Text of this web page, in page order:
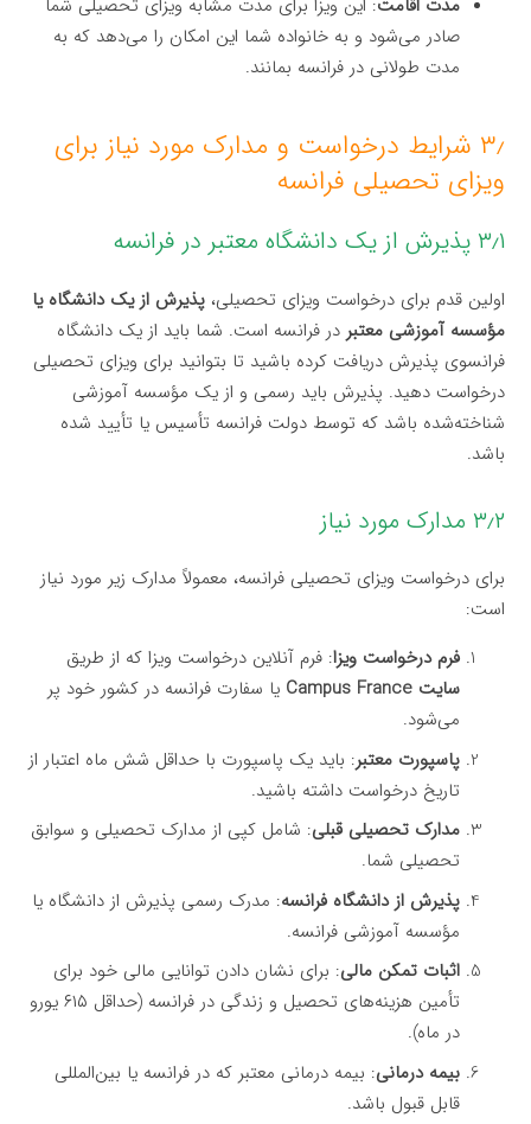
مدت اقامت: این ویزا برای مدت مشابه ویزای تحصیلی شما
صادر می‌شود و به خانواده شما این امکان را می‌دهد که به
مدت طولانی در فرانسه بمانند.
۳٫ شرایط درخواست و مدارک مورد نیاز برای
ویزای تحصیلی فرانسه
۳٫۱ پذیرش از یک دانشگاه معتبر در فرانسه
اولین قدم برای درخواست ویزای تحصیلی،پذیرش از یک دانشگاه یا
مؤسسه آموزشی معتبر در فرانسه است. شما باید از یک دانشگاه
فرانسوی پذیرش دریافت کرده باشید تا بتوانید برای ویزای تحصیلی
درخواست دهید. پذیرش باید رسمی و از یک مؤسسه آموزشی
شناخته‌شده باشد که توسط دولت فرانسه تأسیس یا تأیید شده
باشد.
۳٫۲ مدارک مورد نیاز
برای درخواست ویزای تحصیلی فرانسه، معمولاً مدارک زیر مورد نیاز
است:
فرم درخواست ویزا: فرم آنلاین درخواست ویزا که از طریق
سایت Campus France
یا سفارت فرانسه در کشور خود پر
می‌شود.
پاسپورت معتبر: باید یک پاسپورت با حداقل شش ماه اعتبار از
تاریخ درخواست داشته باشید.
مدارک تحصیلی قبلی: شامل کپی از مدارک تحصیلی و سوابق
تحصیلی شما.
پذیرش از دانشگاه فرانسه: مدرک رسمی پذیرش از دانشگاه یا
مؤسسه آموزشی فرانسه.
اثبات تمکن مالی: برای نشان دادن توانایی مالی خود برای
تأمین هزینه‌های تحصیل و زندگی در فرانسه (حداقل ۶۱۵ یورو
در ماه).
بیمه درمانی: بیمه درمانی معتبر که در فرانسه یا بین‌المللی
قابل قبول باشد.